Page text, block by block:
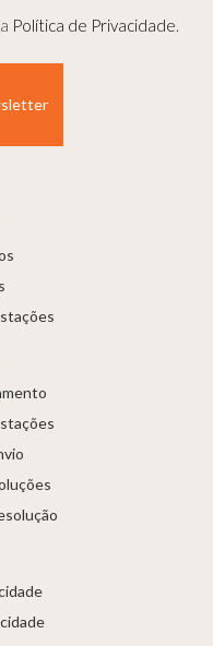
Política de Privacidade